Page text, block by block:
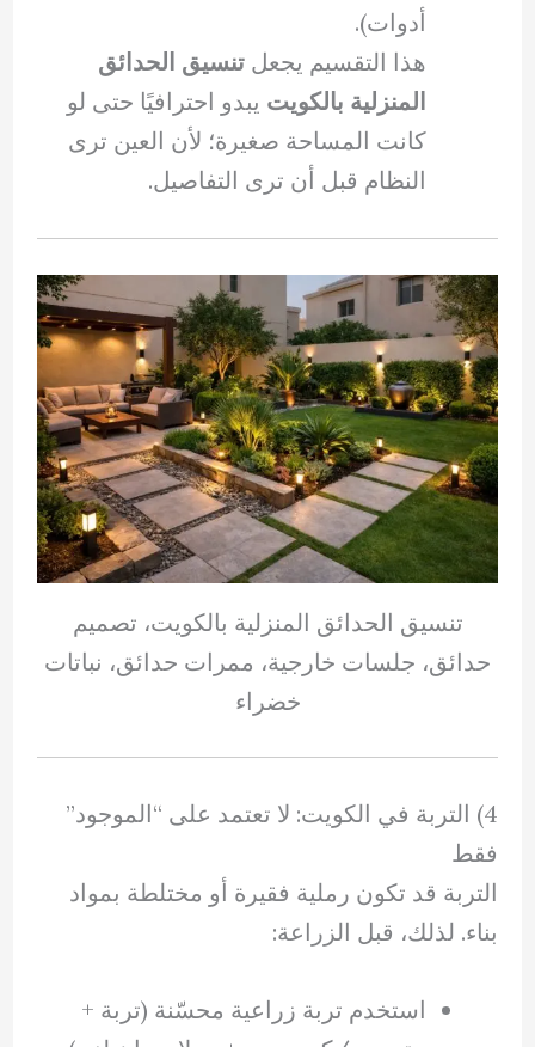
أدوات).
هذا التقسيم يجعلتنسيق الحدائق
المنزلية بالكويت يبدو احترافيًا حتى لو
كانت المساحة صغيرة؛ لأن العين ترى
النظام قبل أن ترى التفاصيل.
تنسيق الحدائق المنزلية بالكويت، تصميم
حدائق، جلسات خارجية، ممرات حدائق، نباتات
خضراء
4) التربة في الكويت: لا تعتمد على “الموجود”
فقط
التربة قد تكون رملية فقيرة أو مختلطة بمواد
بناء. لذلك، قبل الزراعة:
استخدم تربة زراعية محسّنة (تربة +